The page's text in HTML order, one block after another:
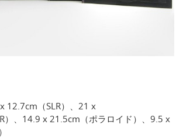
12.7cm（SLR）、21 x
）、14.9 x 21.5cm（ポラロイド）、9.5 x